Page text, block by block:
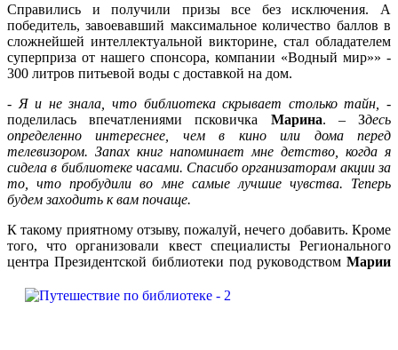
Справились и получили призы все без исключения. А
победитель, завоевавший максимальное количество баллов в
сложнейшей интеллектуальной викторине, стал обладателем
суперприза от нашего спонсора, компании «Водный мир»» -
300 литров питьевой воды с доставкой на дом.
- Я и не знала, что библиотека скрывает столько тайн,
-
поделилась впечатлениями псковичка Марина. – Здесь
определенно интереснее, чем в кино или дома перед
телевизором. Запах книг напоминает мне детство, когда я
сидела в библиотеке часами. Спасибо организаторам акции за
то, что пробудили во мне самые лучшие чувства. Теперь
будем заходить к вам почаще.
К такому приятному отзыву, пожалуй, нечего добавить. Кроме
того, что организовали квест специалисты Регионального
центра Президентской библиотеки под руководством Марии